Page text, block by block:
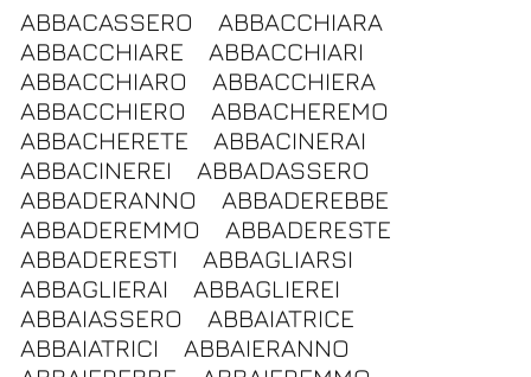
ABBACASSERO
ABBACCHIARA
ABBACCHIARE
ABBACCHIARI
ABBACCHIARO
ABBACCHIERA
ABBACCHIERO
ABBACHEREMO
ABBACHERETE
ABBACINERAI
ABBACINEREI
ABBADASSERO
ABBADERANNO
ABBADEREBBE
ABBADEREMMO
ABBADERESTE
ABBADERESTI
ABBAGLIARSI
ABBAGLIERAI
ABBAGLIEREI
ABBAIASSERO
ABBAIATRICE
ABBAIATRICI
ABBAIERANNO